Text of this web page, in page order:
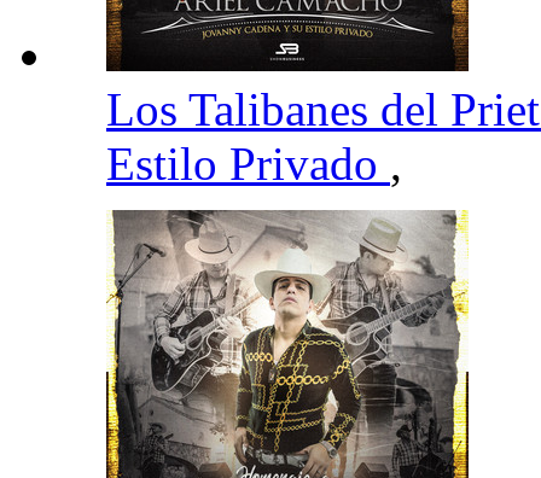
Los Talibanes del
Estilo Privado ,